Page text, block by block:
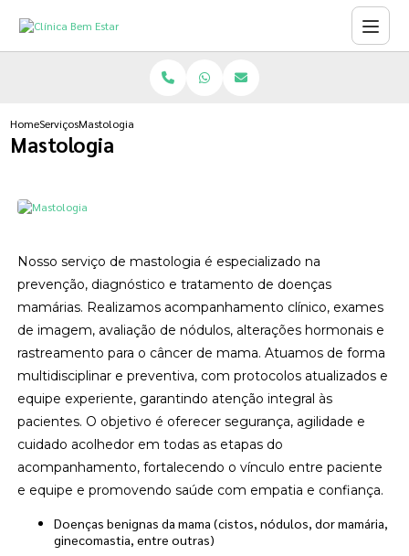
HomeServiçosMastologia
Mastologia
Nosso serviço de mastologia é especializado na
prevenção, diagnóstico e tratamento de doenças
mamárias. Realizamos acompanhamento clínico, exames
de imagem, avaliação de nódulos, alterações hormonais e
rastreamento para o câncer de mama. Atuamos de forma
multidisciplinar e preventiva, com protocolos atualizados e
equipe experiente, garantindo atenção integral às
pacientes. O objetivo é oferecer segurança, agilidade e
cuidado acolhedor em todas as etapas do
acompanhamento, fortalecendo o vínculo entre paciente
e equipe e promovendo saúde com empatia e confiança.
Doenças benignas da mama (cistos, nódulos, dor mamária,
ginecomastia, entre outras)